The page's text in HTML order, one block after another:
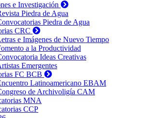
e Investigación
Piedra de Agua
Piedra de Agua
CRC
e Imágenes de Nuevo Tiempo
a la Productividad
Ideas Creativas
Emergentes
FC BCB
Latinoamericano EBAM
de Archivoligía CAM
MNA
CCP